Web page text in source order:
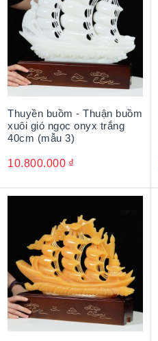
Thuyền buồm - Thuận buồm
xuôi gió ngọc onyx trắng
40cm (mẫu 3)
10.800.000 ₫